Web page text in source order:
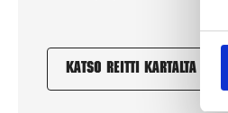
Katso reitti kartalta